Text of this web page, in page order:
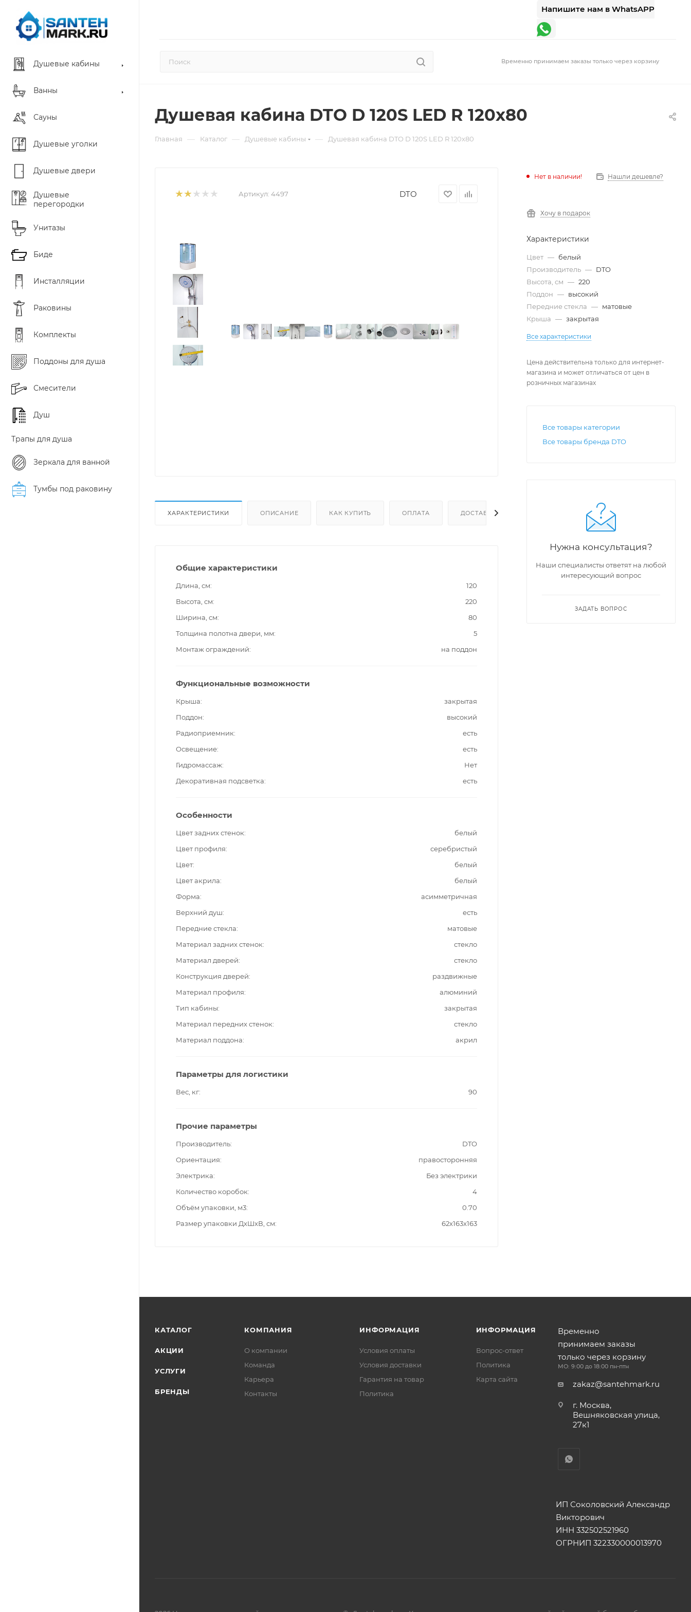
Напишите нам в WhatsAPP
Временно принимаем заказы только через корзину
Душевые кабины
Ванны
Сауны
Душевые уголки
Душевые двери
Душевые
перегородки
Унитазы
Биде
Инсталляции
Раковины
Комплекты
Поддоны для душа
Смесители
Душ
Трапы для душа
Зеркала для ванной
Тумбы под раковину
Душевая кабина DTO D 120S LED R 120x80
Главная — Каталог — Душевые кабины — Душевая кабина DTO D 120S LED R 120x80
Артикул: 4497 DTO
ХАРАКТЕРИСТИКИ ОПИСАНИЕ КАК КУПИТЬ ОПЛАТА ДОСТАВКА
Общие характеристики
Длина, см
120
Высота, см
220
Ширина, см
80
Толщина полотна двери, мм
5
Монтаж ограждений
на поддон
Функциональные возможности
Крыша
закрытая
Поддон
высокий
Радиоприемник
есть
Освещение
есть
Гидромассаж
Нет
Декоративная подсветка
есть
Особенности
Цвет задних стенок
белый
Цвет профиля
серебристый
Цвет
белый
Цвет акрила
белый
Форма
асимметричная
Верхний душ
есть
Передние стекла
матовые
Материал задних стенок
стекло
Материал дверей
стекло
Конструкция дверей
раздвижные
Материал профиля
алюминий
Тип кабины
закрытая
Материал передних стенок
стекло
Материал поддона
акрил
Параметры для логистики
Вес, кг 90
Прочие параметры
Производитель
DTO
Ориентация
правосторонняя
Электрика
Без электрики
Количество коробок
4
Объём упаковки, м3
0.70
Размер упаковки ДxШxВ, см
62x163x163
Нет в наличии! Нашли дешевле?
Хочу в подарок
Характеристики
Цвет — белый
Производитель — DTO
Высота, см — 220
Поддон — высокий
Передние стекла — матовые
Крыша — закрытая
Все характеристики
Цена действительна только для интернет-
магазина и может отличаться от цен в
розничных магазинах
Все товары категории
Все товары бренда DTO
Нужна консультация?
Наши специалисты ответят на любой
интересующий вопрос
ЗАДАТЬ ВОПРОС
КАТАЛОГ
АКЦИИ
УСЛУГИ
БРЕНДЫ
КОМПАНИЯ
О компании
Команда
Карьера
Контакты
ИНФОРМАЦИЯ
Условия оплаты
Условия доставки
Гарантия на товар
Политика
ИНФОРМАЦИЯ
Вопрос-ответ
Политика
Карта сайта
Временно
принимаем заказы
только через корзину
МО: 9:00 до 18:00 пн-птн
zakaz@santehmark.ru
г. Москва,
Вешняковская улица,
27к1
ИП Соколовский Александр
Викторович
ИНН 332502521960
ОГРНИП 322330000013970